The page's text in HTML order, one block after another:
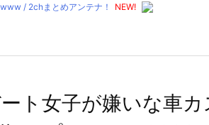
/ 2chまとめアンテナ！
NEW!
ト女子が嫌いな車